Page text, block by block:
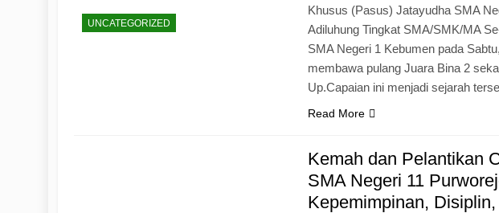
UNCATEGORIZED
Khusus (Pasus) Jatayudha SMA
Adiluhung Tingkat SMA/SMK/MA
SMA Negeri 1 Kebumen pada
membawa pulang Juara Bina 2
Up.Capaian ini menjadi sejarah
Read More
Kemah dan Pelantikan
SMA Negeri 11
Kepemimpinan,